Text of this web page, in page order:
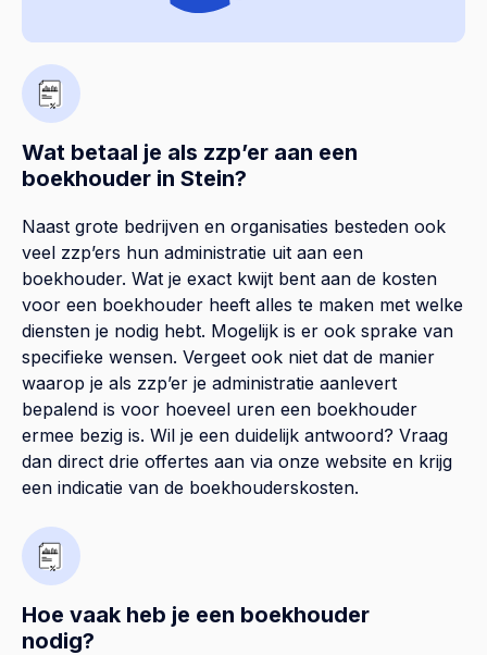
Wat betaal je als zzp’er aan een
boekhouder in Stein?
Naast grote bedrijven en organisaties besteden ook
veel zzp’ers hun administratie uit aan een
boekhouder. Wat je exact kwijt bent aan de kosten
voor een boekhouder heeft alles te maken met welke
diensten je nodig hebt. Mogelijk is er ook sprake van
specifieke wensen. Vergeet ook niet dat de manier
waarop je als zzp’er je administratie aanlevert
bepalend is voor hoeveel uren een boekhouder
ermee bezig is. Wil je een duidelijk antwoord? Vraag
dan direct drie offertes aan via onze website en krijg
een indicatie van de boekhouderskosten.
Hoe vaak heb je een boekhouder
nodig?